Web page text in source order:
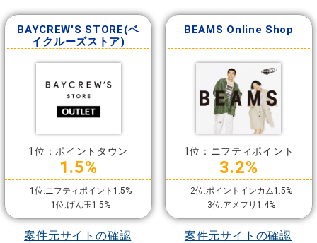
BAYCREW'S STORE(ベ
イクルーズストア)
1位：ポイントタウン
1.5%
1位:ニフティポイント1.5%
1位:げん玉1.5%
案件元サイトの確認
BEAMS Online Shop
1位：ニフティポイント
3.2%
2位:ポイントインカム1.5%
3位:アメフリ1.4%
案件元サイトの確認